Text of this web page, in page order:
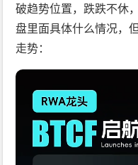
破趋势位置，跌跌不休
盘里面具体什么情况，
走势：